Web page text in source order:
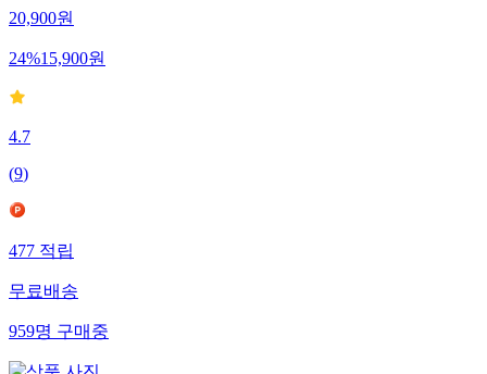
20,900원
24%15,900원
4.7
(9)
477적립
무료배송
959명구매중